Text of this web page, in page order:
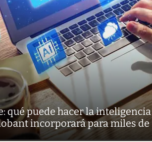
qué puede hacer la inteligencia
incorporará para miles de